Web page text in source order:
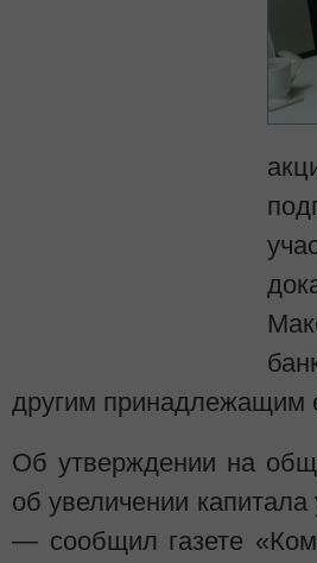
другим принадлежащим
Об утверждении на
об увеличении
— сообщил газете